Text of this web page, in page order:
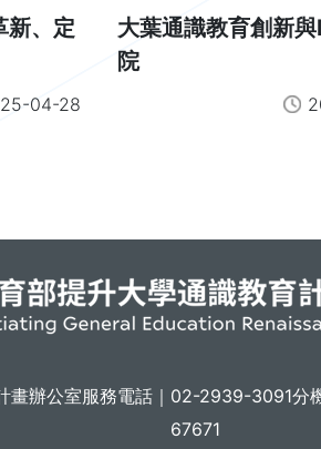
新、定
04-28
大葉通識教育創新
院
畫辦公室服務電話｜ 02-2939-3091分
67671